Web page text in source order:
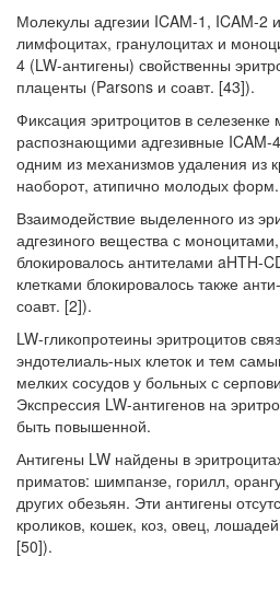
Молекулы адгезии ICAM-1, ICAM-2
лимфоци­тах, гранулоцитах и
4 (LW-антигены) свой­ственны
плаценты (Parsons и соавт. [43]).
Фиксация эритроцитов в
распознающими адгезив­ные ICAM-
одним из механизмов удаления из
наоборот, атипично молодых форм.
Взаимодействие выделенного из
адгезиного вещества с
блокировалось антителами aHTH-
клетками блокировалось также
соавт. [2]).
LW-гликопротеины эритроцитов
эндотелиаль-ных клеток и тем
мелких сосудов у больных с
Экспрессия LW-антигенов на
быть повышенной.
Антигены LW найдены в
приматов: шимпанзе, горилл,
других обезьян. Эти антигены
кроликов, кошек, коз, овец,
[50]).